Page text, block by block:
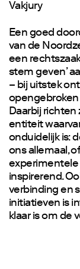
Vakjury
Een goed
van de
een
stem geven’
– bij uitstek
opengebroken
Daarbij richten
entiteit
onduidelijk is:
ons allemaal,
experimentele
inspirerend.
verbinding en
initiatieven is
klaar is om de